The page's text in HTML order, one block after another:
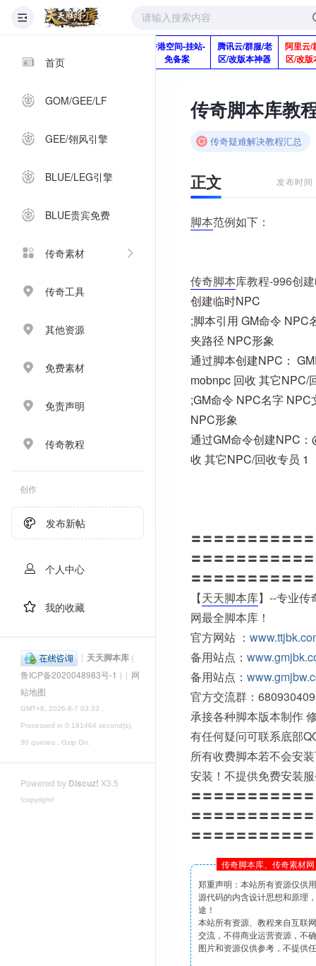
首页
GOM/GEE/LF
GEE/翎风引擎
BLUE/LEG引擎
BLUE贵宾免费
传奇素材
传奇工具
其他资源
免费素材
免责声明
传奇教程
创作
发布新帖
个人中心
我的收藏
| 天天脚本库 (
鲁ICP备2020048983号-1 ) | 网
站地图
GMT+8, 2026-8-7 03:33 ,
Processed in 0.181464 second(s),
30 queries , Gzip On.
Powered by Discuz! X3.5
!copyright!
Q920992345
香港空间-挂站-
免备案
腾讯云/群服/老
区/改版本神器
阿里云/
区/改版
传奇脚本库教
传奇疑难解决教程汇总
正文 发布时
脚本范例如下：
传奇脚本库教程-996创
创建临时NPC
;脚本引用 GM命令 NPC
夹路径 NPC形象
通过脚本创建NPC：
mobnpc 回收 其它NPC/
;GM命令 NPC名字 NPC
NPC形象
通过GM命令创建NPC：
收 其它NPC/回收专员 1
〓〓〓〓〓〓〓〓〓〓
〓〓〓〓〓〓〓〓〓〓
〓〓〓〓〓〓〓〓〓〓
【天天脚本库】--专业传
网最全脚本库！
官方网站 ：
备用站点：
备用站点：
官方交流群：680930409
承接各种脚本版本制作
有任何疑问可联系底部
所有收费脚本若不会安
安装！不提供免费安装
〓〓〓〓〓〓〓〓〓〓
〓〓〓〓〓〓〓〓〓〓
〓〓〓〓〓〓〓〓〓〓
传奇脚本库、传奇素材
郑重声明：本站所有资源仅供
源代码的内含设计思想和原理
途！
本站所有资源、教程来自互联
交流，不得商业运营资源，不
图片和资源仅供参考，不提供